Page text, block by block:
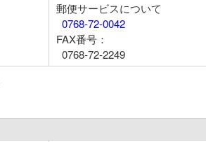
郵便サービスについて
0768-72-0042
FAX番号：
0768-72-2249